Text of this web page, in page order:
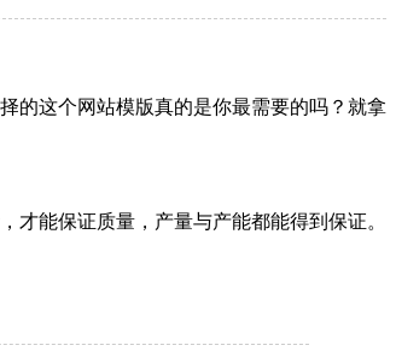
的这个网站模版真的是你最需要的吗？就拿
能保证质量，产量与产能都能得到保证。